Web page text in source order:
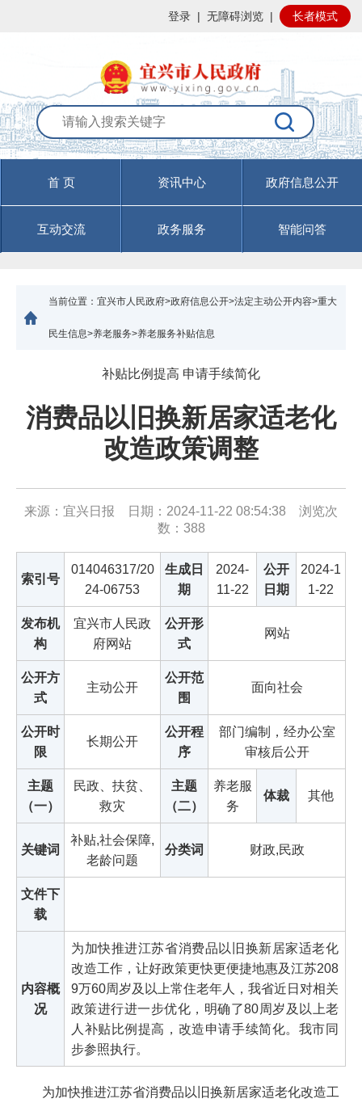
登录 | 无障碍浏览 | 长者模式
首 页 资讯中心 政府信息公开
互动交流 政务服务 智能问答
当前位置： 宜兴市人民政府>政府信息公开>法定主动公开内容>重大
民生信息>养老服务>养老服务补贴信息
补贴比例提高 申请手续简化
消费品以旧换新居家适老化
改造政策调整
来源：宜兴日报 日期：2024-11-22 08:54:38 浏览次
数： 388
索引号
014046317/20
24-06753
生成日
期
2024-
11-22
公开
日期
2024-1
1-22
发布机
构
宜兴市人民政
府网站
公开形
式
网站
公开方
式
主动公开
公开范
围
面向社会
公开时
限
长期公开
公开程
序
部门编制，经办公室
审核后公开
主题
（一）
民政、扶贫、
救灾
主题
（二）
养老服
务
体裁 其他
关键词
补贴,社会保障,
老龄问题
分类词 财政,民政
文件下
载
内容概
况
为加快推进江苏省消费品以旧换新居家适老化
改造工作，让好政策更快更便捷地惠及江苏208
9万60周岁及以上常住老年人，我省近日对相关
政策进行进一步优化，明确了80周岁及以上老
人补贴比例提高，改造申请手续简化。我市同
步参照执行。
为加快推进江苏省消费品以旧换新居家适老化改造工